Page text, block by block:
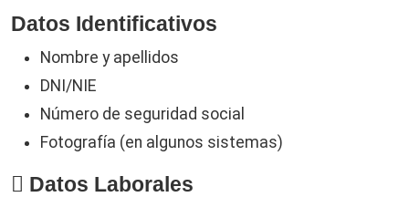
Datos Identificativos
Nombre y apellidos
DNI/NIE
Número de seguridad social
Fotografía (en algunos sistemas)
Datos Laborales